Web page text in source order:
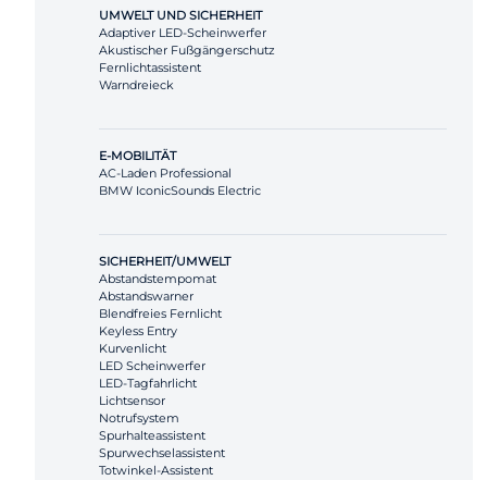
UMWELT UND SICHERHEIT
Adaptiver LED-Scheinwerfer
Akustischer Fußgängerschutz
Fernlichtassistent
Warndreieck
E-MOBILITÄT
AC-Laden Professional
BMW IconicSounds Electric
SICHERHEIT/UMWELT
Abstandstempomat
Abstandswarner
Blendfreies Fernlicht
Keyless Entry
Kurvenlicht
LED Scheinwerfer
LED-Tagfahrlicht
Lichtsensor
Notrufsystem
Spurhalteassistent
Spurwechselassistent
Totwinkel-Assistent